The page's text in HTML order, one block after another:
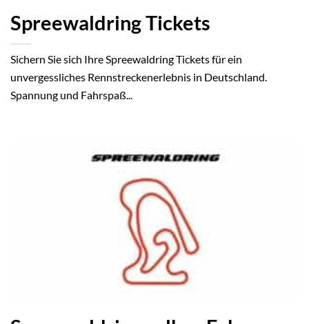
Spreewaldring Tickets
Sichern Sie sich Ihre Spreewaldring Tickets für ein
unvergessliches Rennstreckenerlebnis in Deutschland.
Spannung und Fahrspaß...